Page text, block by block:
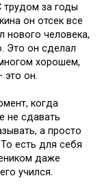
трудом за годы
он отсек все
нового человека,
Это он сделал
хорошем,
это он.
когда
не сдавать
а просто
есть для себя
даже
учился.